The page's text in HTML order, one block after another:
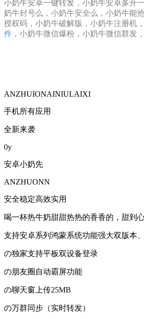
小奶牛安卓一键转发， 小奶牛安卓多开
奶牛封号么，小奶牛安全么，小奶牛能
授权码，小奶牛破解版，小奶牛注册机
件 ，小奶牛微信爆粉，小奶牛微信群发
ANZHUIONAINIULAIXI
手机所有应用
全新来袭
0y
安卓小奶先
ANZHUONN
安全稳定高效实用
喝一杯热牛奶甜甜热热的香香的，甜到
支持安卓系列鸿蒙系统功能强大双版本
の独家支持平板双设备登录
の朋友圈自动霸屏功能
の聊天窗上传25MB
の万群同步（实时转发）